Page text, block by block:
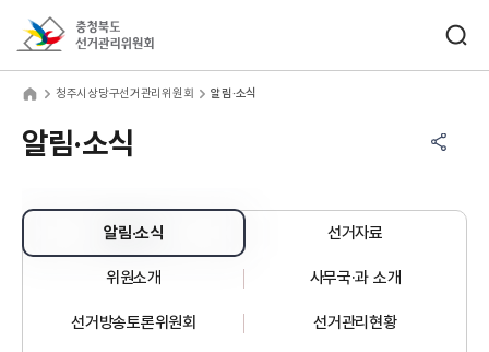
청주시상당구선거관리위원회 알림·소식
알림·소식
알림·소식 선거자료
위원소개 사무국·과 소개
선거방송토론위원회 선거관리현황